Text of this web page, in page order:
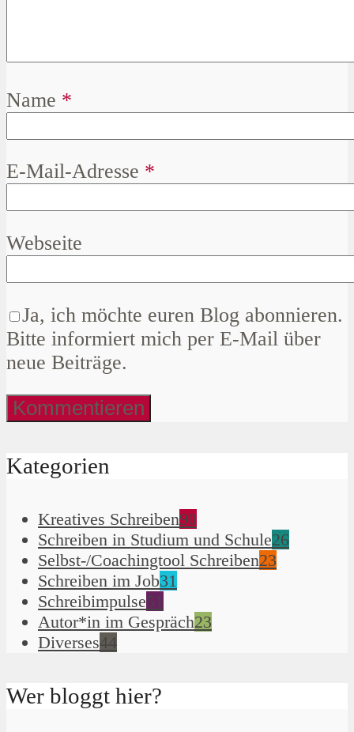
Name *
E-Mail-Adresse *
Webseite
Ja, ich möchte euren Blog abonnieren.
Bitte informiert mich per E-Mail über
neue Beiträge.
Kategorien
Kreatives Schreiben90
Schreiben in Studium und Schule26
Selbst-/Coachingtool Schreiben23
Schreiben im Job31
Schreibimpulse51
Autor*in im Gespräch23
Diverses44
Wer bloggt hier?